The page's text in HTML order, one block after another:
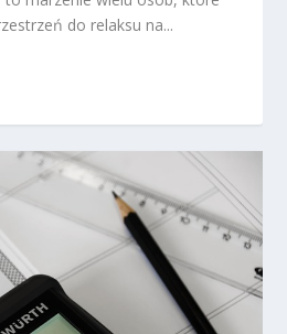
do relaksu na...